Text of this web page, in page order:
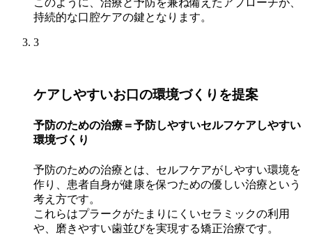
このように、治療と予防を兼ね備えたアプローチが、
持続的な口腔ケアの鍵となります。
3
ケアしやすいお口の環境づくりを提案
予防のための治療＝予防しやすいセルフケアしやすい
環境づくり
予防のための治療とは、セルフケアがしやすい環境を
作り、患者自身が健康を保つための優しい治療という
考え方です。
これらはプラークがたまりにくいセラミックの利用
や、磨きやすい歯並びを実現する矯正治療です。